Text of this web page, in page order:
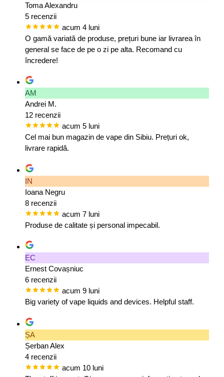
Toma Alexandru
5 recenzii
acum 4 luni
O gamă variată de produse, prețuri bune iar livrarea în
general se face de pe o zi pe alta. Recomand cu
încredere!
AM
Andrei M.
12 recenzii
acum 5 luni
Cel mai bun magazin de vape din Sibiu. Prețuri ok,
livrare rapidă.
IN
Ioana Negru
8 recenzii
acum 7 luni
Produse de calitate și personal impecabil.
EC
Ernest Covașniuc
6 recenzii
acum 9 luni
Big variety of vape liquids and devices. Helpful staff.
ȘA
Șerban Alex
4 recenzii
acum 10 luni